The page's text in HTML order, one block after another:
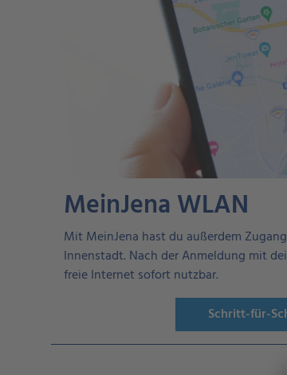
MeinJena WLAN
Mit MeinJena hast du außerdem
Innenstadt. Nach der Anmeldung mit
freie Internet sofort nutzbar.
Schritt-für-